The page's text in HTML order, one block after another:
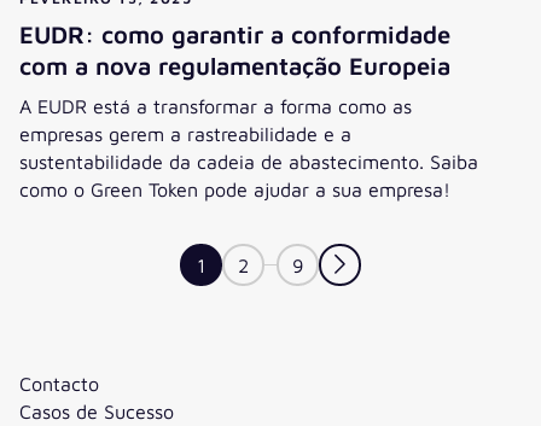
EUDR: como garantir a conformidade
com a nova regulamentação Europeia
A EUDR está a transformar a forma como as
empresas gerem a rastreabilidade e a
sustentabilidade da cadeia de abastecimento. Saiba
como o Green Token pode ajudar a sua empresa!
1 2 9
Contacto
Casos de Sucesso